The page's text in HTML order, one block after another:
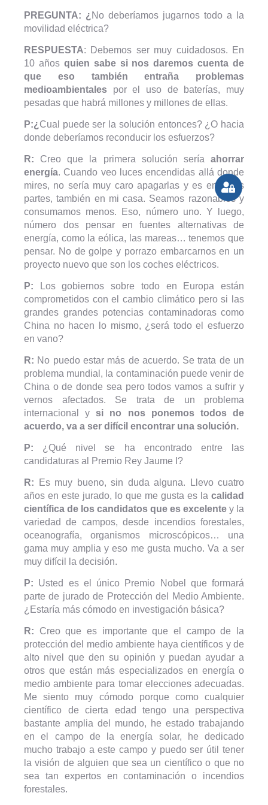
PREGUNTA: ¿ No deberíamos jugarnos todo a la
movilidad eléctrica?
RESPUESTA: Debemos ser muy cuidadosos. En
10 años quien sabe si nos daremos cuenta de
que eso también entraña problemas
medioambientales por el uso de baterías, muy
pesadas que habrá millones y millones de ellas.
P:¿ Cual puede ser la solución entonces? ¿O hacia
donde deberíamos reconducir los esfuerzos?
R: Creo que la primera solución sería ahorrar
energía. Cuando veo luces encendidas allá donde
mires, no sería muy caro apagarlas y es en todas
partes, también en mi casa. Seamos razonables y
consumamos menos. Eso, número uno. Y luego,
número dos pensar en fuentes alternativas de
energía, como la eólica, las mareas… tenemos que
pensar. No de golpe y porrazo embarcarnos en un
proyecto nuevo que son los coches eléctricos.
P:
Los gobiernos sobre todo en Europa están
comprometidos con el cambio climático pero si las
grandes grandes potencias contaminadoras como
China no hacen lo mismo, ¿será todo el esfuerzo
en vano?
R: No puedo estar más de acuerdo. Se trata de un
problema mundial, la contaminación puede venir de
China o de donde sea pero todos vamos a sufrir y
vernos afectados. Se trata de un problema
internacional ysi no nos ponemos todos de
acuerdo, va a ser difícil encontrar una solución.
P: ¿Qué nivel se ha encontrado entre las
candidaturas al Premio Rey Jaume I?
R:
Es muy bueno, sin duda alguna. Llevo cuatro
años en este jurado, lo que me gusta es la calidad
científica de los candidatos que es excelente y la
variedad de campos, desde incendios forestales,
oceanografía, organismos microscópicos… una
gama muy amplia y eso me gusta mucho. Va a ser
muy difícil la decisión.
P: Usted es el único Premio Nobel que formará
parte de jurado de Protección del Medio Ambiente.
¿Estaría más cómodo en investigación básica?
R: Creo que es importante que el campo de la
protección del medio ambiente haya científicos y de
alto nivel que den su opinión y puedan ayudar a
otros que están más especializados en energía o
medio ambiente para tomar elecciones adecuadas.
Me siento muy cómodo porque como cualquier
científico de cierta edad tengo una perspectiva
bastante amplia del mundo, he estado trabajando
en el campo de la energía solar, he dedicado
mucho trabajo a este campo y puedo ser útil tener
la visión de alguien que sea un científico o que no
sea tan expertos en contaminación o incendios
forestales.